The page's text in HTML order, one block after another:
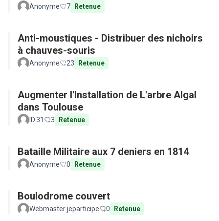
Anonyme 7 Retenue
Anti-moustiques - Distribuer des nichoirs
à chauves-souris
Anonyme 23 Retenue
Augmenter l'Installation de L'arbre Algal
dans Toulouse
ID.31 3 Retenue
Bataille Militaire aux 7 deniers en 1814
Anonyme 0 Retenue
Boulodrome couvert
Webmaster jeparticipe 0 Retenue